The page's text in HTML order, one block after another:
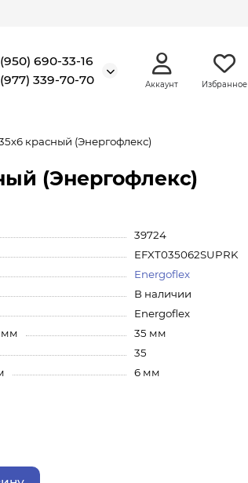
690-33-16
339-70-70
Аккаунт Избранное
красный (Энергофлекс)
(Энергофлекс)
39724
EFXT035062SUPRK
Energoflex
В наличии
Energoflex
мм
35 мм
35
6 мм